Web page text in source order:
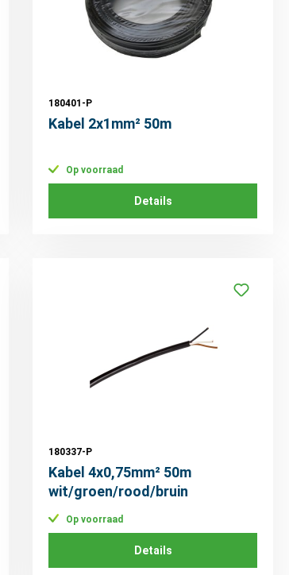
180401-P
Kabel 2x1mm² 50m
Op voorraad
Details
180337-P
Kabel 4x0,75mm² 50m
wit/groen/rood/bruin
Op voorraad
Details